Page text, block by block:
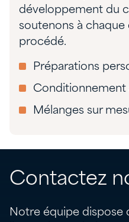
développement du
soutenons à
procédé.
Préparations
Conditionnement
Mélanges sur
Contactez
Notre équipe dispose